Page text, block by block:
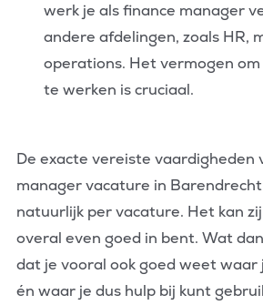
werk je als finance manager
andere afdelingen, zoals HR,
operations. Het vermogen
te werken is cruciaal.
De exacte vereiste vaardigheden
manager vacature in
natuurlijk per vacature. Het kan
overal even goed in bent. Wat
dat je vooral ook goed weet waar
én waar je dus hulp bij kunt